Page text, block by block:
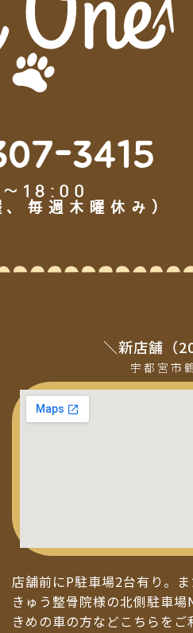
3415
18:00
毎週木曜休み）
＼新店舗（
宇都宮市
店舗前にP駐車場2台有り。
きゅう整骨院様の北側駐車
きめの車の方などこちらをご